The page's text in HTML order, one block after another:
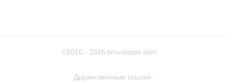
©2016 - 2025 timeofdate.com
Дружественные ссылки: